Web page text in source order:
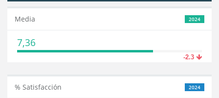
2024
Media
7,36
-2.3
2024
% Satisfacción